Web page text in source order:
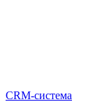
CRM-система